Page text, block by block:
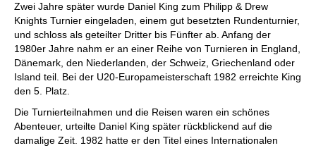
Zwei Jahre später wurde Daniel King zum Philipp & Drew
Knights Turnier eingeladen, einem gut besetzten Rundenturnier,
und schloss als geteilter Dritter bis Fünfter ab. Anfang der
1980er Jahre nahm er an einer Reihe von Turnieren in England,
Dänemark, den Niederlanden, der Schweiz, Griechenland oder
Island teil. Bei der U20-Europameisterschaft 1982 erreichte King
den 5. Platz.
Die Turnierteilnahmen und die Reisen waren ein schönes
Abenteuer, urteilte Daniel King später rückblickend auf die
damalige Zeit. 1982 hatte er den Titel eines Internationalen